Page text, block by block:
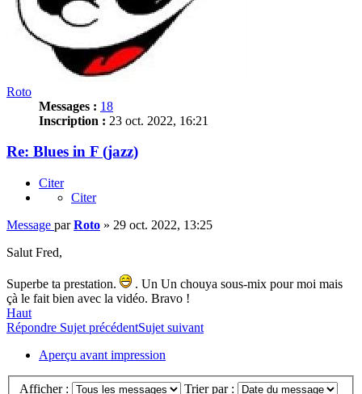
Roto
Messages : 18
Inscription : 23 oct. 2022, 16:21
Re: Blues in F (jazz)
Citer
Citer
Message parRoto » 29 oct. 2022, 13:25
Salut Fred,
Superbe ta prestation.
. Un Un chouya sous-mix pour moi mais
çà le fait bien avec la vidéo. Bravo !
Haut
Répondre Sujet précédentSujet suivant
Aperçu avant impression
Afficher :
Trier par :